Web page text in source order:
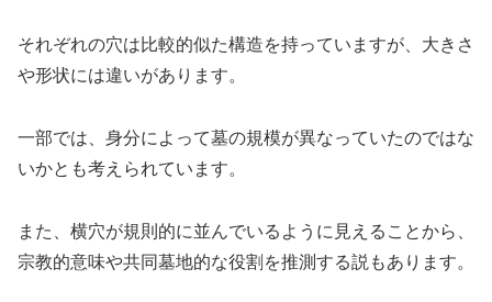
それぞれの穴は比較的似た構造を持っていますが、大きさ
や形状には違いがあります。
一部では、身分によって墓の規模が異なっていたのではな
いかとも考えられています。
また、横穴が規則的に並んでいるように見えることから、
宗教的意味や共同墓地的な役割を推測する説もあります。